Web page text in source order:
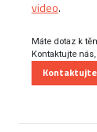
video.
Máte dotaz k
Kontaktujte